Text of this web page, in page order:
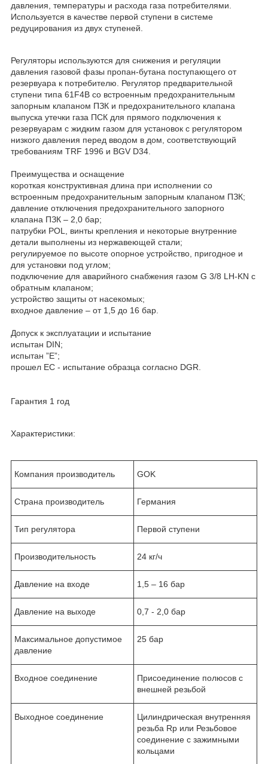
давления, температуры и расхода газа потребителями.
Используется в качестве первой ступени в системе
редуцирования из двух ступеней.
Регуляторы используются для снижения и регуляции
давления газовой фазы пропан-бутана поступающего от
резервуара к потребителю. Регулятор предварительной
ступени типа 61F4B со встроенным предохранительным
запорным клапаном ПЗК и предохранительного клапана
выпуска утечки газа ПСК для прямого подключения к
резервуарам с жидким газом для установок с регулятором
низкого давления перед вводом в дом, соответствующий
требованиям TRF 1996 и BGV D34.
Преимущества и оснащение
короткая конструктивная длина при исполнении со
встроенным предохранительным запорным клапаном ПЗК;
давление отключения предохранительного запорного
клапана ПЗК – 2,0 бар;
патрубки POL, винты крепления и некоторые внутренние
детали выполнены из нержавеющей стали;
регулируемое по высоте опорное устройство, пригодное и
для установки под углом;
подключение для аварийного снабжения газом G 3/8 LH-KN c
обратным клапаном;
устройство защиты от насекомых;
входное давление – от 1,5 до 16 бар.
Допуск к эксплуатации и испытание
испытан DIN;
испытан ”E”;
прошел ЕС - испытание образца согласно DGR.
Гарантия 1 год
Характеристики:
Компания производитель GOK
Страна производитель Германия
Тип регулятора Первой ступени
Производительность 24 кг/ч
Давление на входе 1,5 – 16 бар
Давление на выходе 0,7 - 2,0 бар
Максимальное допустимое
давление
25 бар
Входное соединение
Присоединение полюсов с
внешней резьбой
Выходное соединение
Цилиндрическая внутренняя
резьба Rp или Резьбовое
соединение с зажимными
кольцами